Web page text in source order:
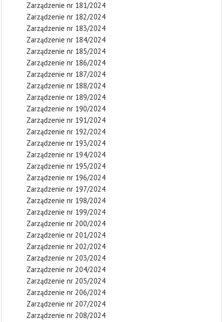
Zarządzenie nr 181/2024
Zarządzenie nr 182/2024
Zarządzenie nr 183/2024
Zarządzenie nr 184/2024
Zarządzenie nr 185/2024
Zarządzenie nr 186/2024
Zarządzenie nr 187/2024
Zarządzenie nr 188/2024
Zarządzenie nr 189/2024
Zarządzenie nr 190/2024
Zarządzenie nr 191/2024
Zarządzenie nr 192/2024
Zarządzenie nr 193/2024
Zarządzenie nr 194/2024
Zarządzenie nr 195/2024
Zarządzenie nr 196/2024
Zarządzenie nr 197/2024
Zarządzenie nr 198/2024
Zarządzenie nr 199/2024
Zarządzenie nr 200/2024
Zarządzenie nr 201/2024
Zarządzenie nr 202/2024
Zarządzenie nr 203/2024
Zarządzenie nr 204/2024
Zarządzenie nr 205/2024
Zarządzenie nr 206/2024
Zarządzenie nr 207/2024
Zarządzenie nr 208/2024